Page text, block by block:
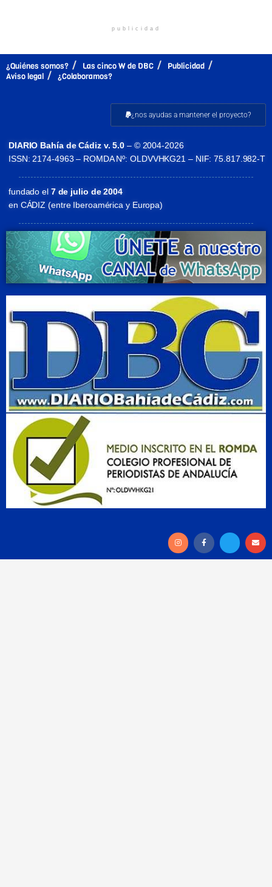
publicidad
¿Quiénes somos? Las cinco W de DBC
Publicidad
Aviso legal
¿Colaboramos?
¿nos ayudas a mantener el proyecto?
DIARIO Bahía de Cádiz v. 5.0 – © 2004-2026
ISSN: 2174-4963 – ROMDA Nº: OLDVVHKG21 – NIF: 75.817.982-T
fundado el7 de julio de 2004
en CÁDIZ (entre Iberoamérica y Europa)